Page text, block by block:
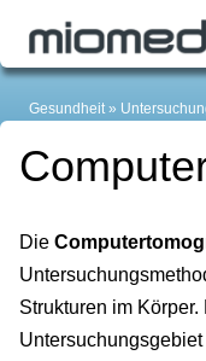
Gesundheit
Die
Strukturen im